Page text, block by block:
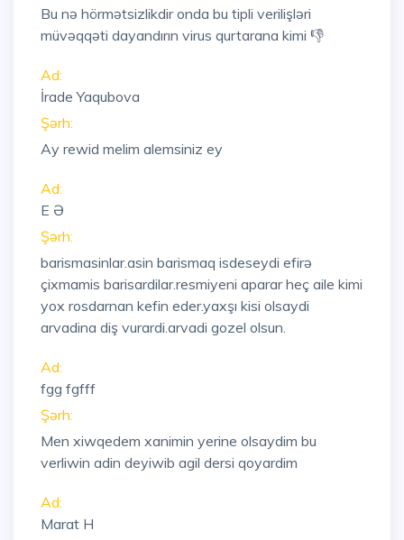
Bu nə hörmətsizlikdir onda bu tipli verilişləri
müvəqqəti dayandırın virus qurtarana kimi 👎
Ad:
İrade Yaqubova
Şərh:
Ay rewid melim alemsiniz ey
Ad:
E Ə
Şərh:
barismasinlar.asin barismaq isdeseydi efirə
çixmamis barisardilar.resmiyeni aparar heç aile kimi
yox rosdarnan kefin eder.yaxşı kisi olsaydi
arvadina diş vurardi.arvadi gozel olsun.
Ad:
fgg fgfff
Şərh:
Men xiwqedem xanimin yerine olsaydim bu
verliwin adin deyiwib agil dersi qoyardim
Ad:
Marat H